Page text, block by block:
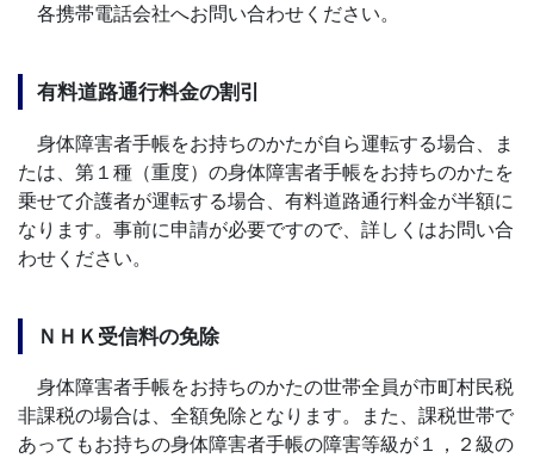
各携帯電話会社へお問い合わせください。
有料道路通行料金の割引
身体障害者手帳をお持ちのかたが自ら運転する場合、ま
たは、第１種（重度）の身体障害者手帳をお持ちのかたを
乗せて介護者が運転する場合、有料道路通行料金が半額に
なります。事前に申請が必要ですので、詳しくはお問い合
わせください。
ＮＨＫ受信料の免除
身体障害者手帳をお持ちのかたの世帯全員が市町村民税
非課税の場合は、全額免除となります。また、課税世帯で
あってもお持ちの身体障害者手帳の障害等級が１，２級の